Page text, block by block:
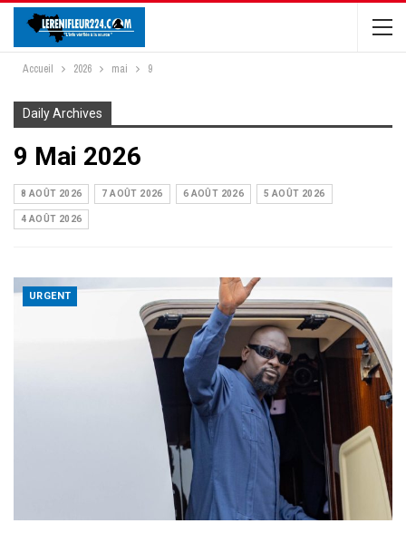
Accueil 2026 mai 9
Daily Archives
9 Mai 2026
8 AOÛT 2026 7 AOÛT 2026 6 AOÛT 2026 5 AOÛT 2026
4 AOÛT 2026
URGENT